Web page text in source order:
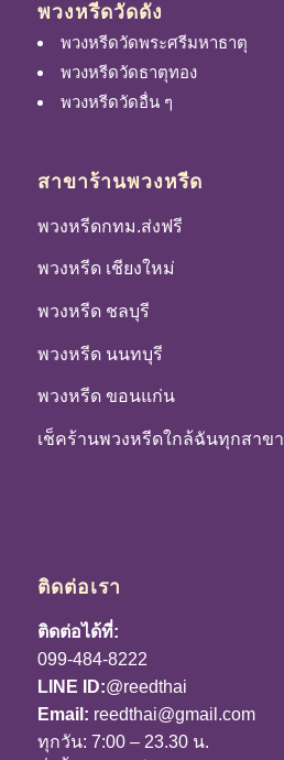
พวงหรีดวัดดัง
พวงหรีดวัดพระศรีมหาธาตุ
พวงหรีดวัดธาตุทอง
พวงหรีดวัดอื่น ๆ
สาขาร้านพวงหรีด
พวงหรีดกทม.ส่งฟรี
พวงหรีด เชียงใหม่
พวงหรีด ชลบุรี
พวงหรีด นนทบุรี
พวงหรีด ขอนแก่น
เช็คร้านพวงหรีดใกล้ฉันทุกสาขา
ติดต่อเรา
ติดต่อได้ที่:
099-484-8222
LINE ID:@reedthai
Email: reedthai@gmail.com
ทุกวัน: 7:00 – 23.30 น.